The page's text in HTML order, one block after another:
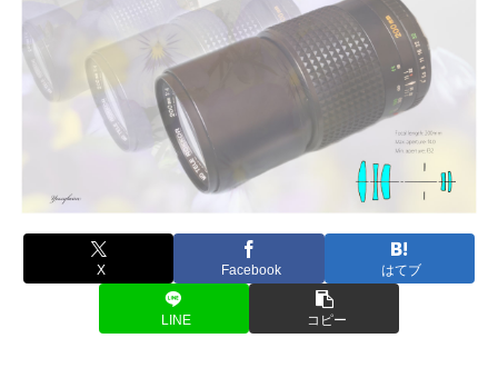
X Facebook はてブ
LINE コピー